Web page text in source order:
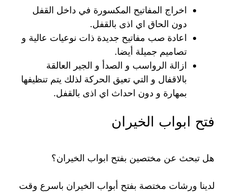
اخراج المفاتيح المكسورة في داخل القفل
دون الحاق اي اذى بالقفل.
اعادة صب مفاتيح جديدة ذات نوعيات عالية و
تصاميم جميلة أيضا.
ازالة الرواسب و الصدأ و الجير العالقة
بالاقفال و التي تعيق الحركة لذلك يتم تنظيفها
بمهارة و دون احداث اي اذى بالقفل.
فتح ابواب الخيران
هل تبحث عن مختصين بفتح ابواب الخيران؟
لدينا ورشات مختصة بفتح أبواب الخيران باسرع وقت